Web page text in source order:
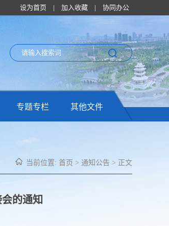
设为首页 | 加入收藏 | 协同办公
专题专栏 其他文件
当前位置: 首页 > 通知公告 > 正文
的通知